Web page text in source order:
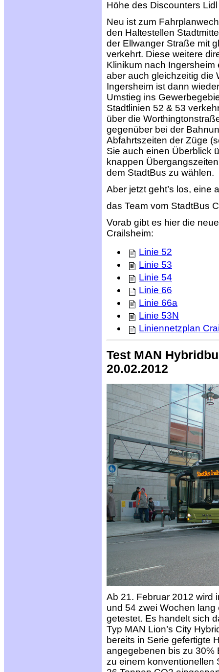
Höhe des Discounters
Neu ist zum
den Haltestellen
der Ellwanger Straße mit
verkehrt. Diese weitere
Klinikum nach
aber auch gleichzeitig die
Ingersheim ist dann
Umstieg ins
Stadtlinien 52 & 53
über die
gegenüber bei der
Abfahrtszeiten der Züge
Sie auch einen Überblick
knappen
dem StadtBus zu wählen.
Aber jetzt geht’s los, eine
das Team vom StadtBus
Vorab gibt es hier die
Crailsheim:
Linie 52
Linie 53
Linie 54
Linie 66
Linie 66a
Linie 53N
Liniennetzplan
Test MAN
20.02.2012
Ab 21. Februar 2012 wird
und 54 zwei Wochen
getestet. Es handelt sich
Typ MAN Lion’s City
bereits in Serie gefertigte
angegebenen bis zu 30%
zu einem konventionellen